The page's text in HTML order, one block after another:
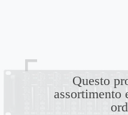
Questo
assortimento